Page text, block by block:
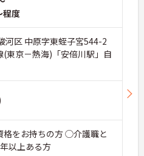
程度
河区 中原字東蛭子宮544-2
(東京－熱海)「安倍川駅」自
をお持ちの方 ◯介護職と
以上ある方